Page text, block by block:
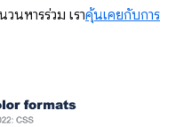
นหารร่วม เราคุ้นเคยกับการ